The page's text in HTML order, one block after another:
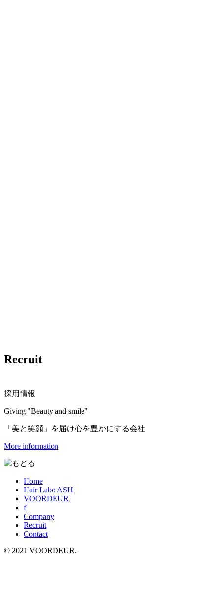
Recruit
採用情報
Giving "Beauty and smile"
「美と笑顔」を届け心を豊かにする会社
More information
Home
Hair Labo ASH
VOORDEUR
f'
Company
Recruit
Contact
© 2021 VOORDEUR.